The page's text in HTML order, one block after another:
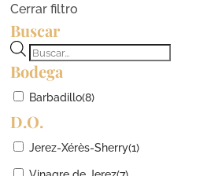
Cerrar filtro
Buscar
Búsqueda
de
productos
Bodega
Barbadillo(8)
D.O.
Jerez-Xérès-Sherry(1)